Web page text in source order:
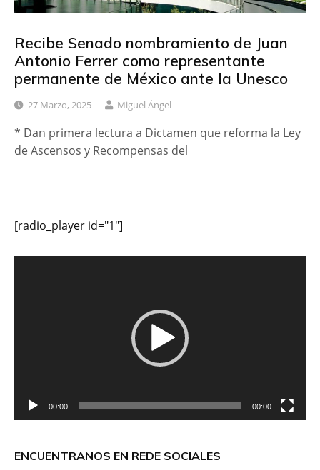
Recibe Senado nombramiento de Juan
Antonio Ferrer como representante
permanente de México ante la Unesco
27 Marzo, 2025 Miguel Ángel
* Dan primera lectura a Dictamen que reforma la Ley
de Ascensos y Recompensas del
[radio_player id="1"]
00:00 00:00
ENCUENTRANOS EN REDE SOCIALES